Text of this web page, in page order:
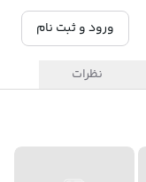
ورود و ثبت نام
نظرات